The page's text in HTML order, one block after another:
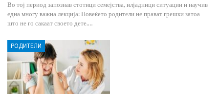
Во тој период запознав стотици семејства, илјадници ситуации и научив
една многу важна лекција: Повеќето родители не прават грешки затоа
што не го сакаат своето дете.…
РОДИТЕЛИ